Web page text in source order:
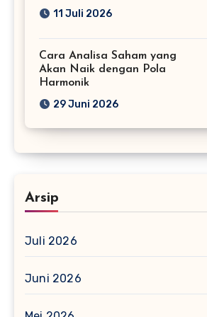
11 Juli 2026
Cara Analisa Saham yang
Akan Naik dengan Pola
Harmonik
29 Juni 2026
Arsip
Juli 2026
Juni 2026